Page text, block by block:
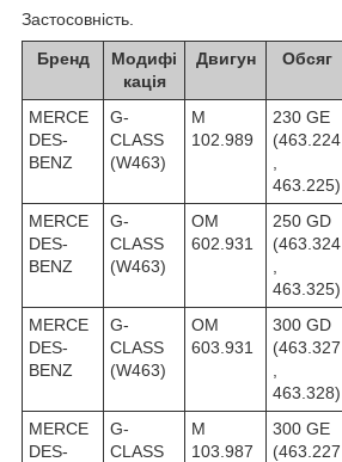
Застосовність.
Бренд
Модифі
кація
Двигун Обсяг
MERCE
DES-
BENZ
G-
CLASS
(W463)
M
102.989
230 GE
(463.224
463.225)
MERCE
DES-
BENZ
G-
CLASS
(W463)
OM
602.931
250 GD
(463.324
463.325)
MERCE
DES-
BENZ
G-
CLASS
(W463)
OM
603.931
300 GD
(463.327
463.328)
MERCE
DES-
G-
CLASS
M
103.987
300 GE
(463.227